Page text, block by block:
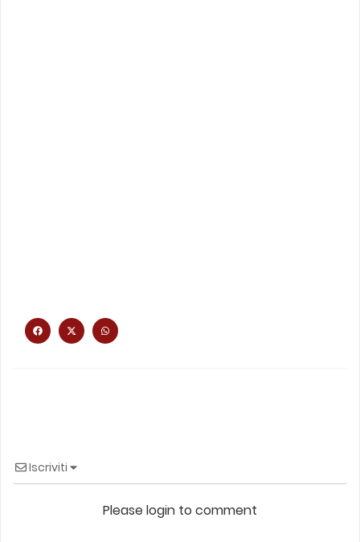
Iscriviti
Please login to comment